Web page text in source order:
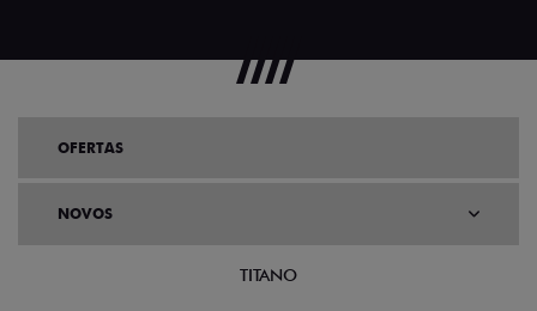
OFERTAS
NOVOS
TITANO